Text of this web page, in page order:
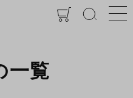
一覧